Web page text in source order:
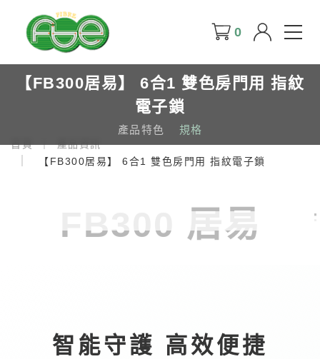
0
【FB300居易】 6合1 雙色房門用 指紋
電子鎖
產品特色 規格
首頁
產品資訊
【FB300居易】 6合1 雙色房門用 指紋電子鎖
FB300 居易
智能守護 高效便捷